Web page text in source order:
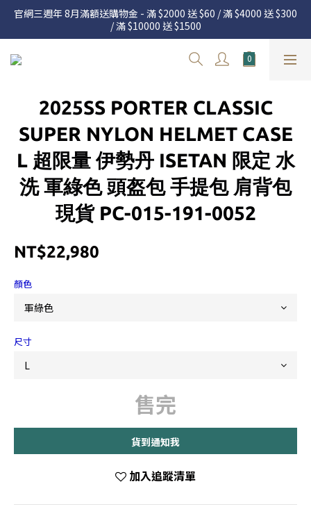
官網三週年 8月滿額送購物金 - 滿 $2000 送 $60 / 滿 $4000 送 $300
/ 滿 $10000 送 $1500
官網三週年 8月滿額送購物金 - 滿 $2000 送 $60 / 滿 $4000 送 $300
/ 滿 $10000 送 $1500
7.22 – 8.13 日本連線中，絕對讓你買到爆
度請詳閱公告
官網三週年 8月滿額送購物金 - 滿 $2000 送 $60 / 滿 $4000 送 $300
/ 滿 $10000 送 $1500
2025SS PORTER CLASSIC
SUPER NYLON HELMET CASE
L 超限量 伊勢丹 ISETAN 限定 水
洗 軍綠色 頭盔包 手提包 肩背包
現貨 PC-015-191-0052
NT$22,980
顏色
尺寸
售完
貨到通知我
加入追蹤清單